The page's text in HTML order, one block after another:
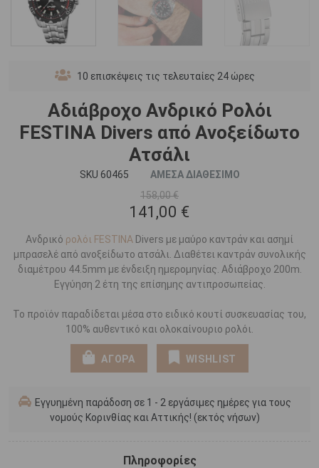
10 επισκέψεις τις τελευταίες 24 ώρες
Αδιάβροχο Ανδρικό Ρολόι
FESTINA Divers από Ανοξείδωτο
Ατσάλι
SKU 60465
ΑΜΕΣΑ ΔΙΑΘΕΣΙΜΟ
158,00 €
141,00 €
Ανδρικό ρολόι FESTINA Divers με μαύρο καντράν και ασημί
μπρασελέ από ανοξείδωτο ατσάλι. Διαθέτει καντράν συνολικής
διαμέτρου 44.5mm με ένδειξη ημερομηνίας. Αδιάβροχο 200m.
Εγγύηση 2 έτη της επίσημης αντιπροσωπείας.
Το προϊόν παραδίδεται μέσα στο ειδικό κουτί συσκευασίας του,
100% αυθεντικό και ολοκαίνουριο ρολόι.
ΑΓΟΡΑ WISHLIST
Εγγυημένη παράδοση σε 1 - 2 εργάσιμες ημέρες για τους
νομούς Κορινθίας και Αττικής! (εκτός νήσων)
Πληροφορίες